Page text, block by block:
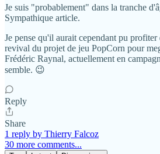
Je suis "probablement" dans la tranche
Sympathique article.
Je pense qu'il aurait cependant pu
revival du projet de jeu PopCorn pour
Frédéric Raynal, actuellement en
semble. 😉
Reply
Share
1 reply by Thierry Falcoz
30 more comments...